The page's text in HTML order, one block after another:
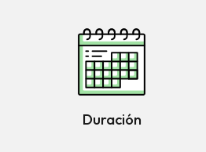
Duración